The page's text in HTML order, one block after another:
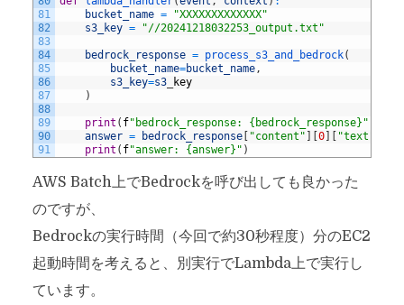
81
82
83
84
85
86
87
88
89
90
91
bucket_name =
"XXXXXXXXXXXXX"
s3_key = "//20241218032253_output.txt"
bedrock_response = process_s3_and_bedrock(
bucket_name=bucket_name,
s3_key=s3_
key
)
print ( f"bedrock_response: {bedrock_response}"
answer = bedrock_response[ "content" 0] "text"
print ( f"answer: {answer}" )
AWS Batch上でBedrockを呼び出しても良かった
のですが、
Bedrockの実行時間（今回で約30秒程度）分のEC2
起動時間を考えると、別実行でLambda上で実行し
ています。